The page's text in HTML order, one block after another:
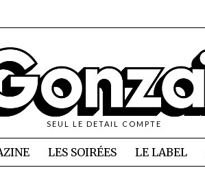
SEUL LE DETAIL COMPTE
LES SOIRÉES LE LABEL